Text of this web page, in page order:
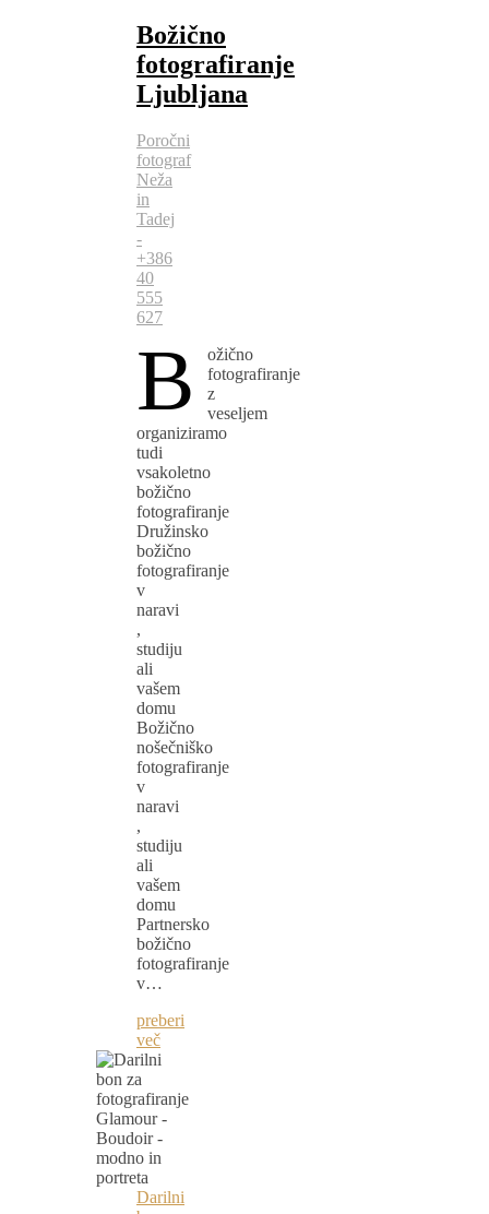
Božično
fotografiranje
Ljubljana
Poročni
fotograf
Neža
in
Tadej
-
+386
40
555
627
B
ožično
fotografiranje
z
veseljem
organiziramo
tudi
vsakoletno
božično
fotografiranje
Družinsko
božično
fotografiranje
v
naravi
,
studiju
ali
vašem
domu
Božično
nošečniško
fotografiranje
v
naravi
,
studiju
ali
vašem
domu
Partnersko
božično
fotografiranje
v…
preberi
več
Darilni